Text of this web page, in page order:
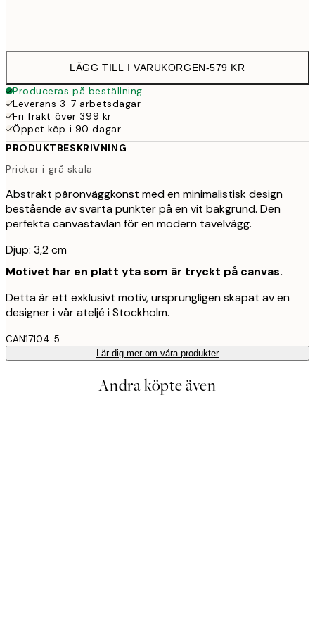
LÄGG TILL I VARUKORGEN-579 KR
Produceras på beställning
Leverans 3-7 arbetsdagar
Fri frakt över 399 kr
Öppet köp i 90 dagar
PRODUKTBESKRIVNING
Prickar i grå skala
Abstrakt päronväggkonst med en minimalistisk design
bestående av svarta punkter på en vit bakgrund. Den
perfekta canvastavlan för en modern tavelvägg.
Djup: 3,2 cm
Motivet har en platt yta som är tryckt på canvas.
Detta är ett exklusivt motiv, ursprungligen skapat av en
designer i vår ateljé i Stockholm.
CAN17104-5
Lär dig mer om våra produkter
Andra köpte även